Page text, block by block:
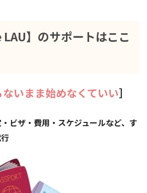
LAU】のサポートはここ
いまま始めなくていい］
ビザ・費用・スケジュールなど、す